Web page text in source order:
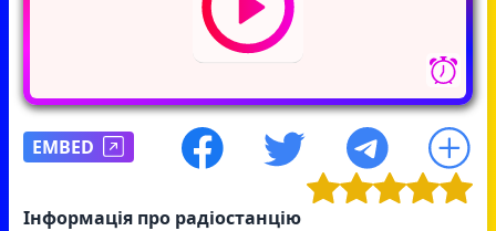
EMBED
Інформація про радіостанцію